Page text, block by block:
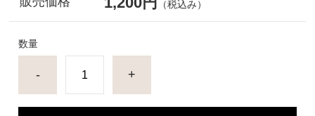
（税込み）
数量
- +